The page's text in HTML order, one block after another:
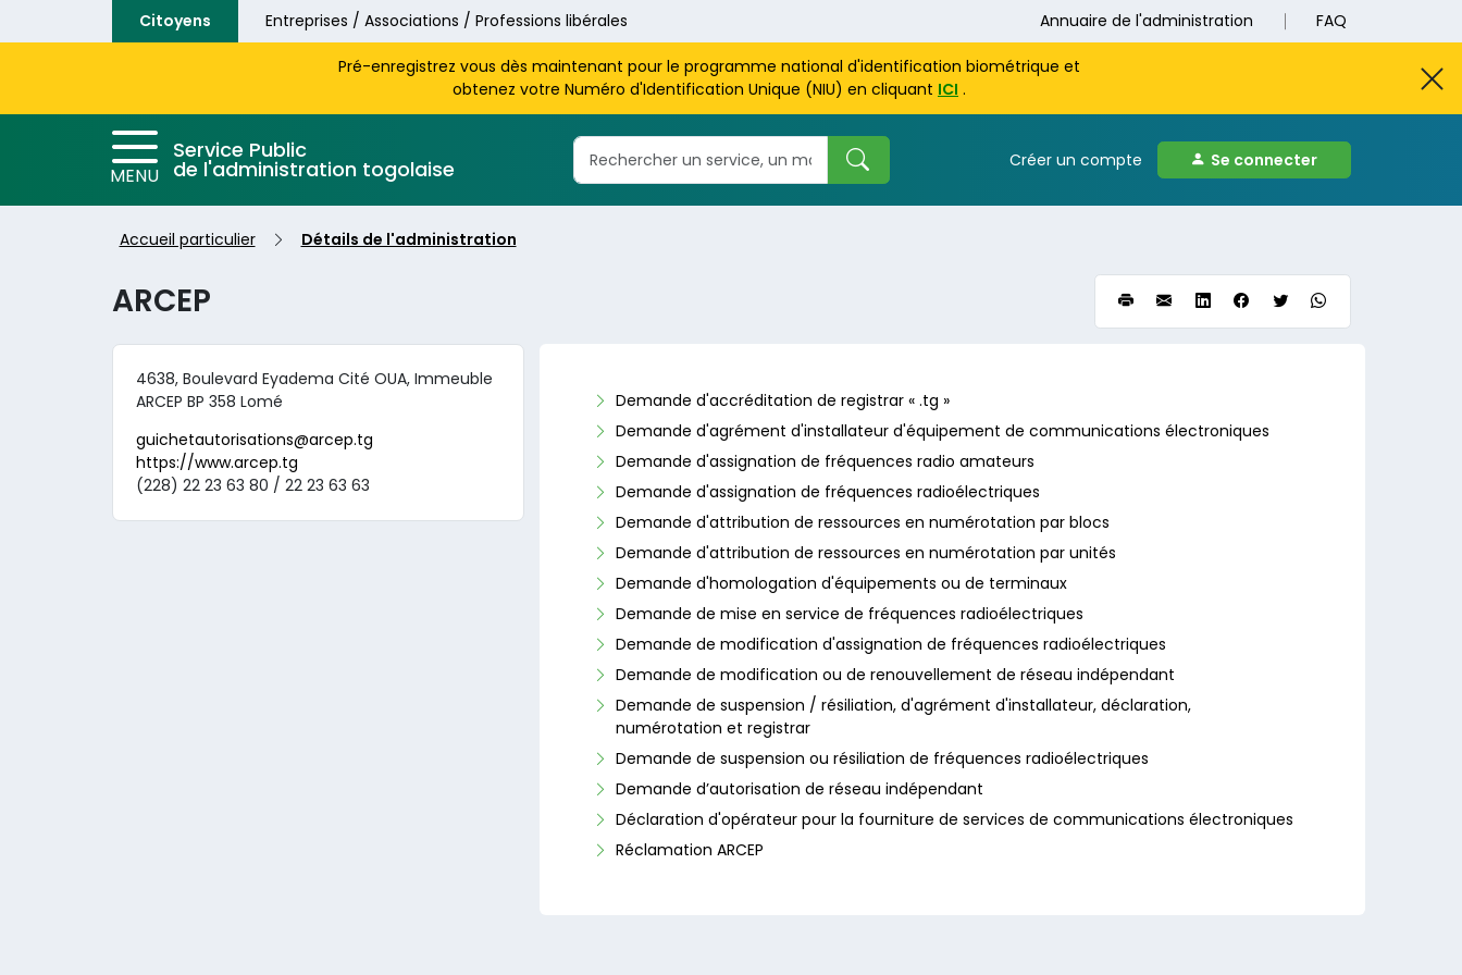
Aller au contenu principal
Citoyens Entreprises / Associations / Professions libérales Annuaire de l'administration FAQ
Pré-enregistrez vous dès maintenant pour le programme national d'identification biométrique et
obtenez votre Numéro d'Identification Unique (NIU) en cliquant ICI .
MENU
Service Public
de l'administration togolaise Créer un compte Se connecter
Accueil particulier Détails de l'administration
ARCEP
4638, Boulevard Eyadema Cité OUA, Immeuble
ARCEP BP 358 Lomé
guichetautorisations@arcep.tg
https://www.arcep.tg
(228) 22 23 63 80 / 22 23 63 63
Demande d'accréditation de registrar « .tg »
Demande d'agrément d'installateur d'équipement de communications électroniques
Demande d'assignation de fréquences radio amateurs
Demande d'assignation de fréquences radioélectriques
Demande d'attribution de ressources en numérotation par blocs
Demande d'attribution de ressources en numérotation par unités
Demande d'homologation d'équipements ou de terminaux
Demande de mise en service de fréquences radioélectriques
Demande de modification d'assignation de fréquences radioélectriques
Demande de modification ou de renouvellement de réseau indépendant
Demande de suspension / résiliation, d'agrément d'installateur, déclaration,
numérotation et registrar
Demande de suspension ou résiliation de fréquences radioélectriques
Demande d’autorisation de réseau indépendant
Déclaration d'opérateur pour la fourniture de services de communications électroniques
Réclamation ARCEP